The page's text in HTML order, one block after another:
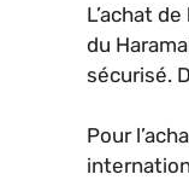
L’achat
du
sécurisé.
Pour